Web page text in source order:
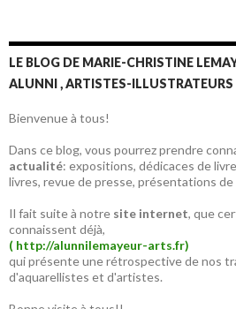
LE BLOG DE MARIE-CHRISTINE
ALUNNI , ARTISTES-ILLUSTRATEURS
Bienvenue à tous!
Dans ce blog, vous pourrez prendre
actualité: expositions, dédicaces de
livres, revue de presse, présentations de
Il fait suite à notre site internet, que
connaissent déjà,
( http://alunnilemayeur-arts.fr)
qui présente une rétrospective de nos
d'aquarellistes et d'artistes.